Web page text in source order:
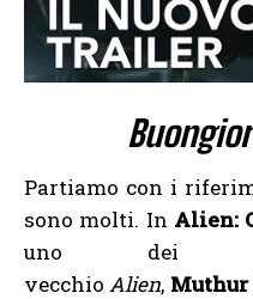
Partiamo con i
sono molti. In Alien:
uno dei
vecchio Alien, Muthur